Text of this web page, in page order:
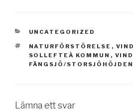
KATEGORIER
UNCATEGORIZED
TAGGAR
NATURFÖRSTÖRELSE ,
SOLLEFTEÅ KOMMUN ,
FÄNGSJÖ/STORSJÖHÖJDEN
Lämna ett svar